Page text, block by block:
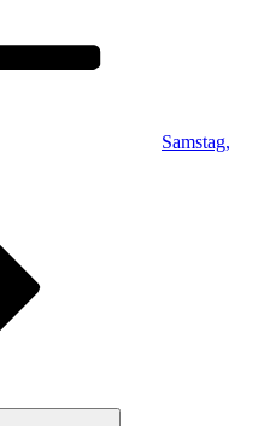
Samstag,